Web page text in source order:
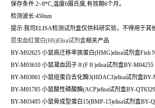
保存条件:2~8*C,温度6摄氏度,有效期6个月。
检测波长:450nm
提示:我司ELISA检测试剂盒仅供科研实验，不得用于
昆虫血红蛋白(Hb)Elisa试剂盒相关产品
BY-M02625 小鼠高迁移率族蛋白(HMG)elisa试剂盒Fish
BY-M03610 小鼠凝血因子Ⅱ(FⅡ)elisa试剂盒BY-M04255
BY-M03061 小鼠组蛋白去化酶3(HDAC3)elisa试剂盒BY-
BY-M01785 小鼠酸性磷酸酶(ACP)elisa试剂盒BY-
BY-M03495 小鼠骨成型蛋白15(BMP-15)elisa试剂盒BY-